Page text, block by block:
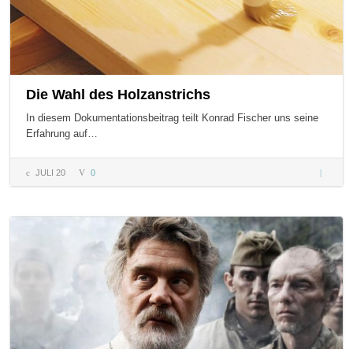
Die Wahl des Holzanstrichs
In diesem Dokumentationsbeitrag teilt Konrad Fischer uns seine
Erfahrung auf…
JULI 20 0